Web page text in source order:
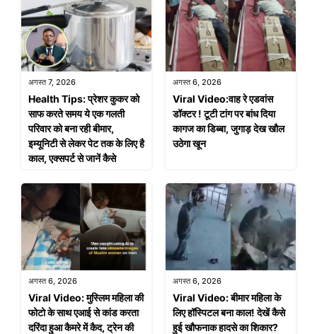
अगस्त 7, 2026
Health Tips: प्रेशर कुकर को
साफ करते समय ये एक गलती
परिवार को बना रही बीमार,
इम्यूनिटी से लेकर पेट तक के लिए है
काल, एक्सपर्ट से जानें कैसे
अगस्त 6, 2026
Viral Video:वाह रे एडवांस
डॉक्टर ! टूटी टांग पर बांध दिया
कागज का डिब्बा, जुगाड़ देख खौल
उठेगा खून
अगस्त 6, 2026
Viral Video: मुस्लिम महिला की
फोटो के साथ एआई से कांड करता
दरिंदा हुआ कैमरे में कैद, ट्रेन की
अगस्त 6, 2026
Viral Video: बीमार महिला के
लिए हॉस्पिटल बना काल! देखें कैसे
हुई खौफनाक हादसे का शिकार?